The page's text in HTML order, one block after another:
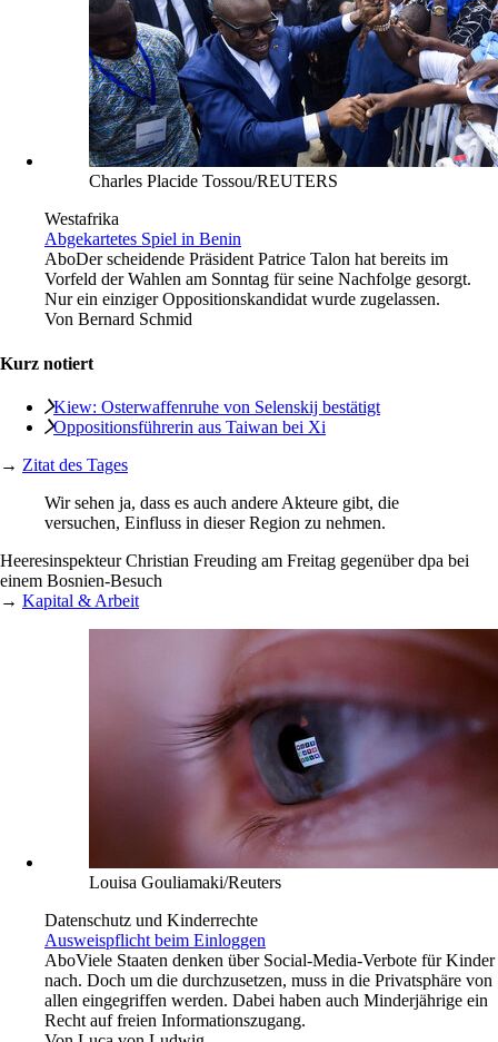
Charles Placide Tossou/REUTERS
Westafrika
Abgekartetes Spiel in Benin
AboDer scheidende Präsident Patrice Talon hat bereits im
Vorfeld der Wahlen am Sonntag für seine Nachfolge gesorgt.
Nur ein einziger Oppositionskandidat wurde zugelassen.
Von Bernard Schmid
Kurz notiert
Kiew: Osterwaffenruhe von Selenskij bestätigt
Oppositionsführerin aus Taiwan bei Xi
→ Zitat des Tages
Wir sehen ja, dass es auch andere Akteure gibt, die
versuchen, Einfluss in dieser Region zu nehmen.
Heeresinspekteur Christian Freuding am Freitag gegenüber dpa bei
einem Bosnien-Besuch
→ Kapital & Arbeit
Louisa Gouliamaki/Reuters
Datenschutz und Kinderrechte
Ausweispflicht beim Einloggen
AboViele Staaten denken über Social-Media-Verbote für Kinder
nach. Doch um die durchzusetzen, muss in die Privatsphäre von
allen eingegriffen werden. Dabei haben auch Minderjährige ein
Recht auf freien Informationszugang.